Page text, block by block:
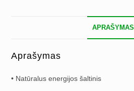
APRAŠYMAS
Aprašymas
• Natūralus energijos šaltinis